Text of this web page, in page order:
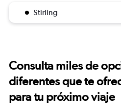
Stirling
Consulta miles de
diferentes que te
para tu próximo viaje